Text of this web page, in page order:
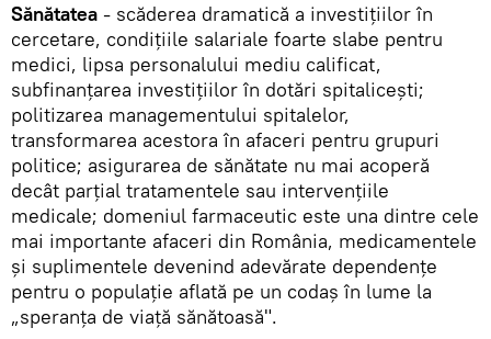
Sănătatea - scăderea dramatică a investiţiilor în
cercetare, condiţiile salariale foarte slabe pentru
medici, lipsa personalului mediu calificat,
subfinanţarea investiţiilor în dotări spitaliceşti;
politizarea managementului spitalelor,
transformarea acestora în afaceri pentru grupuri
politice; asigurarea de sănătate nu mai acoperă
decât parţial tratamentele sau intervenţiile
medicale; domeniul farmaceutic este una dintre cele
mai importante afaceri din România, medicamentele
şi suplimentele devenind adevărate dependenţe
pentru o populaţie aflată pe un codaş în lume la
„speranţa de viaţă sănătoasă".